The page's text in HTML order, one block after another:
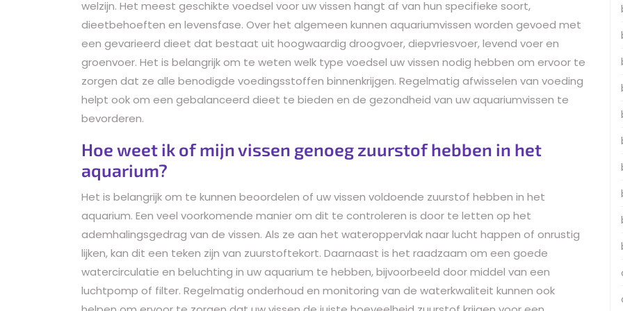
welzijn. Het meest geschikte voedsel voor uw vissen hangt af van hun specifieke soort,
dieetbehoeften en levensfase. Over het algemeen kunnen aquariumvissen worden gevoed met
een gevarieerd dieet dat bestaat uit hoogwaardig droogvoer, diepvriesvoer, levend voer en
groenvoer. Het is belangrijk om te weten welk type voedsel uw vissen nodig hebben om ervoor te
zorgen dat ze alle benodigde voedingsstoffen binnenkrijgen. Regelmatig afwisselen van voeding
helpt ook om een gebalanceerd dieet te bieden en de gezondheid van uw aquariumvissen te
bevorderen.
Hoe weet ik of mijn vissen genoeg zuurstof hebben in het
aquarium?
Het is belangrijk om te kunnen beoordelen of uw vissen voldoende zuurstof hebben in het
aquarium. Een veel voorkomende manier om dit te controleren is door te letten op het
ademhalingsgedrag van de vissen. Als ze aan het wateroppervlak naar lucht happen of onrustig
lijken, kan dit een teken zijn van zuurstoftekort. Daarnaast is het raadzaam om een goede
watercirculatie en beluchting in uw aquarium te hebben, bijvoorbeeld door middel van een
luchtpomp of filter. Regelmatig onderhoud en monitoring van de waterkwaliteit kunnen ook